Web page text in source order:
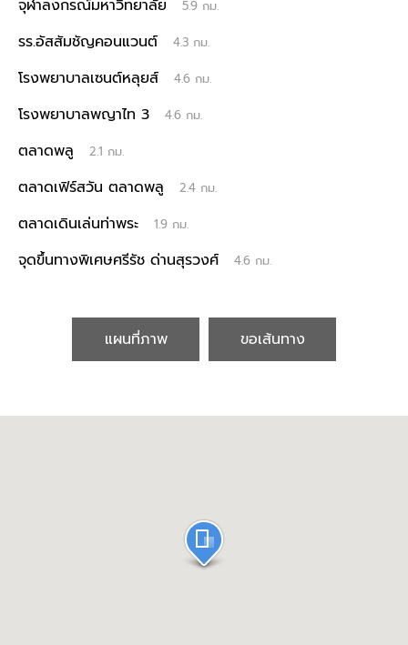
จุฬาลงกรณ์มหาวิทยาลัย 5.9 กม.
รร.อัสสัมชัญคอนแวนต์ 4.3 กม.
โรงพยาบาลเซนต์หลุยส์ 4.6 กม.
โรงพยาบาลพญาไท 3 4.6 กม.
ตลาดพลู 2.1 กม.
ตลาดเฟิร์สวัน ตลาดพลู 2.4 กม.
ตลาดเดินเล่นท่าพระ 1.9 กม.
จุดขึ้นทางพิเศษศรีรัช ด่านสุรวงศ์ 4.6 กม.
แผนที่ภาพ ขอเส้นทาง